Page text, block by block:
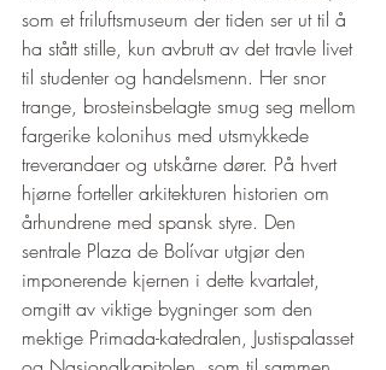
som et friluftsmuseum der tiden ser ut til å
ha stått stille, kun avbrutt av det travle livet
til studenter og handelsmenn. Her snor
trange, brosteinsbelagte smug seg mellom
fargerike kolonihus med utsmykkede
treverandaer og utskårne dører. På hvert
hjørne forteller arkitekturen historien om
århundrene med spansk styre. Den
sentrale Plaza de Bolívar utgjør den
imponerende kjernen i dette kvartalet,
omgitt av viktige bygninger som den
mektige Primada-katedralen, Justispalasset